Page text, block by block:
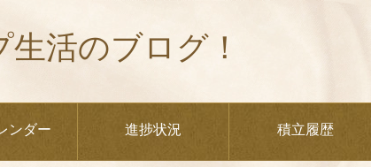
活のブログ！
ンダー 進捗状況 積立履歴